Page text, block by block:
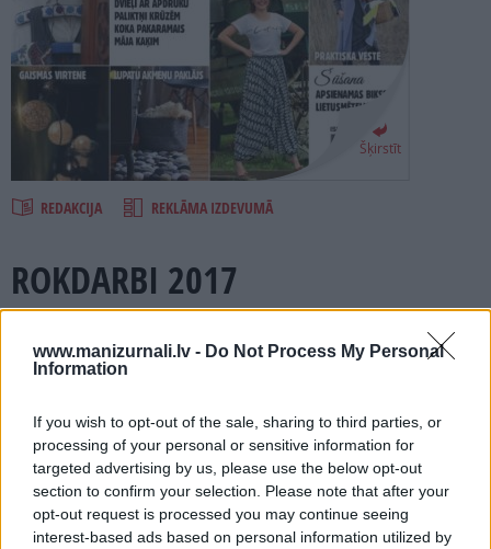
www.manizurnali.lv - Do Not Process My Personal
Information
If you wish to opt-out of the sale, sharing to third parties, or
processing of your personal or sensitive information for
targeted advertising by us, please use the below opt-out
section to confirm your selection. Please note that after your
opt-out request is processed you may continue seeing
interest-based ads based on personal information utilized by
SEARCH
Šķirstīt
REDAKCIJA REKLĀMA IZDEVUMĀ
ROKDARBI 2017
Numurā lasi:
Kā izvēlēties ideālu dziju cepurei un uzadīt allaž moderno
Divi cimdu pāru paraugi – bez pirkstiem un mīksti dūraiņi.
Kā atrast labāko dziju zeķēm un noadīt gan smalkas, siltas
īsās zeķītes, gan krāšņas pusgarās zeķes.
Divi džemperi bez vīlēm un gara jaka, kas var aizstāt
pusmēteli.